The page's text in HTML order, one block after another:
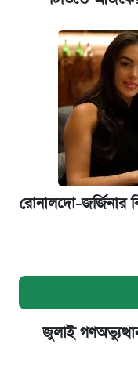
রোনালদো-জর্জিনার
জুলাই